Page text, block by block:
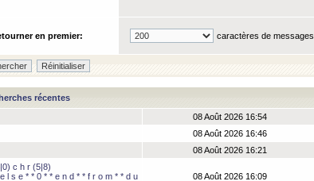
en premier: caractères de messages
récentes
08 Août 2026 16:54
08 Août 2026 16:46
08 Août 2026 16:21
c h r (5|8)
l s e * * 0 * * e n d * * f r o m * * d u
08 Août 2026 16:09